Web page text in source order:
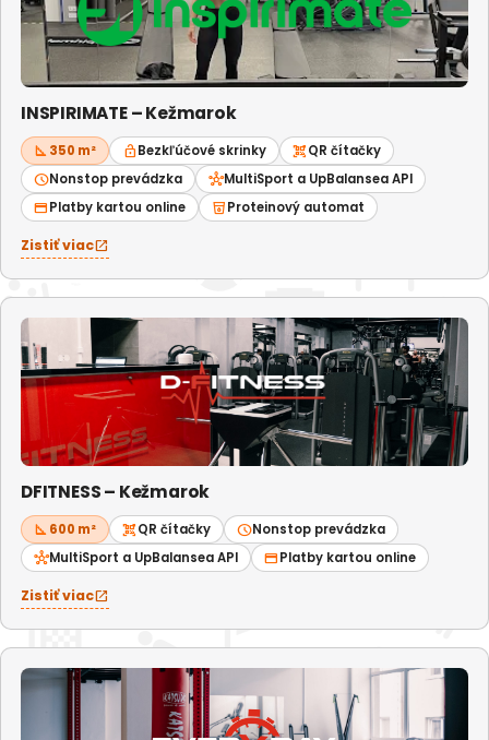
INSPIRIMATE – Kežmarok
square_foot 350 m² lock_openBezkľúčové skrinky qr_code_scannerQR čítačky
scheduleNonstop prevádzka hubMultiSport a UpBalansea API
credit_cardPlatby kartou online local_drinkProteinový automat
Zistiť viacopen_in_new
DFITNESS – Kežmarok
square_foot 600 m² qr_code_scannerQR čítačky scheduleNonstop prevádzka
hubMultiSport a UpBalansea API credit_cardPlatby kartou online
Zistiť viacopen_in_new